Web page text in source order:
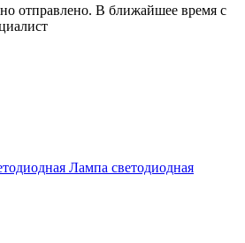
отправлено. В ближайшее время с
Лампа светодиодная